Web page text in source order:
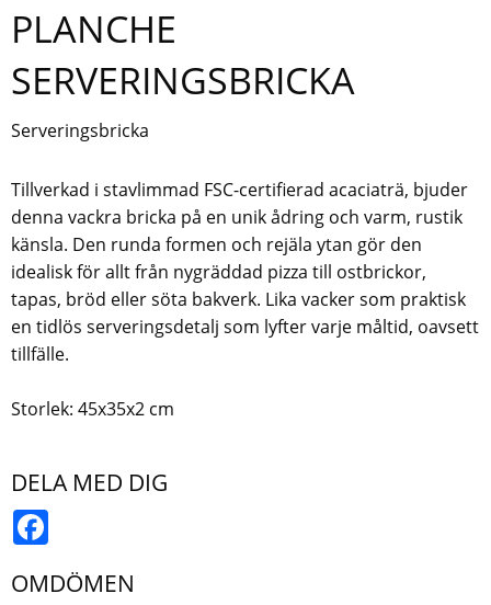
PLANCHE
SERVERINGSBRICKA
Serveringsbricka
Tillverkad i stavlimmad FSC-certifierad acaciaträ, bjuder
denna vackra bricka på en unik ådring och varm, rustik
känsla. Den runda formen och rejäla ytan gör den
idealisk för allt från nygräddad pizza till ostbrickor,
tapas, bröd eller söta bakverk. Lika vacker som praktisk
en tidlös serveringsdetalj som lyfter varje måltid, oavsett
tillfälle.
Storlek: 45x35x2 cm
DELA MED DIG
OMDÖMEN